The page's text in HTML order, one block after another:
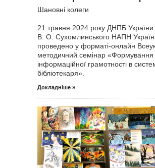
Шановні колеги
21 травня 2024 року ДНПБ України
В. О. Сухомлинського НАПН
проведено у форматі-онлайн
методичний семінар «Формування
інформаційної грамотності в
бібліотекаря».
Докладніше »